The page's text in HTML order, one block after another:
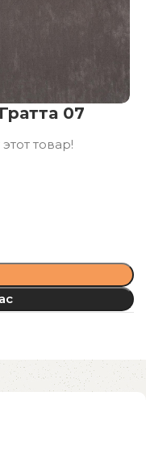
07
товар!